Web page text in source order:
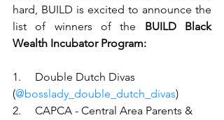
hard, BUILD is excited to announce the
list of winners of the BUILD Black
Wealth Incubator Program:
1.     Double Dutch Divas
(@bosslady_double_dutch_divas)
2.     CAPCA - Central Area Parents &